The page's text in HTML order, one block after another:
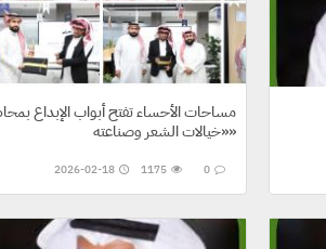
مساحات الأحساء تفتح أبواب الإبداع
«خيالات الشعر وصناعته»
2026-02-18 0
1175